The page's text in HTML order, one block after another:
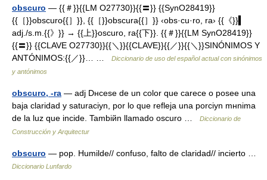
obscuro — {{＃}}{{LM O27730}}{{〓}} {{SynO28419}}
{{［}}obscuro{{］}}, {{［}}obscura{{］}} ‹obs·cu·ro, ra› {{《}}▍
adj./s.m.{{》}} → {{上}}oscuro, ra{{下}}. {{＃}}{{LM SynO28419}}
{{〓}} {{CLAVE O27730}}{{＼}}{{CLAVE}}{{／}}{{＼}}SINÓNIMOS Y
ANTÓNIMOS:{{／}}… …
Diccionario de uso del español actual con sinónimos
y antónimos
obscuro, -ra — adj Dнcese de un color que carece o posee una
baja claridad y saturaciуn, por lo que refleja una porciуn mнnima
de la luz que incide. Tambiйn llamado oscuro …
Diccionario de
Construcción y Arquitectur
obscuro — pop. Humilde// confuso, falto de claridad// incierto …
Diccionario Lunfardo